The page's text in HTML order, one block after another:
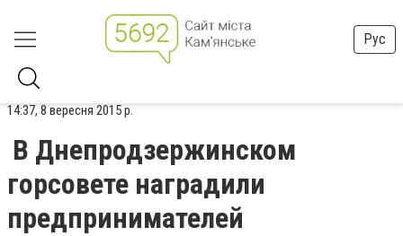
Рус
14:37, 8 вересня 2015 р.
В Днепродзержинском
горсовете наградили
предпринимателей